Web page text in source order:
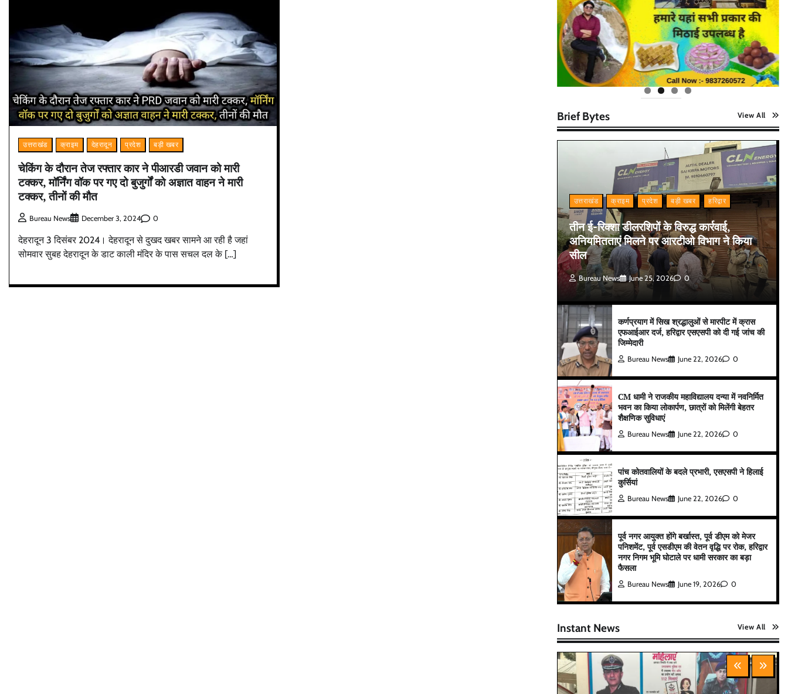
उत्तराखंड क्राइम देहरादून प्रदेश बड़ी खबर
चेकिंग के दौरान तेज रफ्तार कार ने पीआरडी जवान को मारी
टक्कर, मॉर्निंग वॉक पर गए दो बुजुर्गों को अज्ञात वाहन ने मारी
टक्कर, तीनों की मौत
Bureau News December 3, 2024 0
देहरादून 3 दिसंबर 2024। देहरादून से दुखद खबर सामने आ रही है जहां
सोमवार सुबह देहरादून के डाट काली मंदिर के पास सचल दल के […]
Brief Bytes View All
उत्तराखंड क्राइम प्रदेश बड़ी खबर हरिद्वार
तीन ई-रिक्शा डीलरशिपों के विरुद्ध कार्रवाई,
अनियमितताएं मिलने पर आरटीओ विभाग ने किया
सील
Bureau News June 25, 2026 0
कर्णप्रयाग में सिख श्रद्धालुओं से मारपीट में क्रास
एफआईआर दर्ज, हरिद्वार एसएसपी को दी गई जांच की
जिम्मेदारी
Bureau News June 22, 2026 0
CM धामी ने राजकीय महाविद्यालय दन्या में नवनिर्मित
भवन का किया लोकार्पण, छात्रों को मिलेंगी बेहतर
शैक्षणिक सुविधाएं
Bureau News June 22, 2026 0
पांच कोतवालियों के बदले प्रभारी, एसएसपी ने हिलाई
कुर्सियां
Bureau News June 22, 2026 0
पूर्व नगर आयुक्त होंगे बर्खास्त, पूर्व डीएम को मेजर
पनिशमेंट, पूर्व एसडीएम की वेतन वृद्धि पर रोक, हरिद्वार
नगर निगम भूमि घोटाले पर धामी सरकार का बड़ा
फैसला
Bureau News June 19, 2026 0
Instant News View All